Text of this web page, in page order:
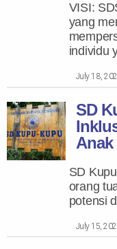
VISI:
yang
individu
July 18,
SD
Anak
SD
orang
potensi
July 15,